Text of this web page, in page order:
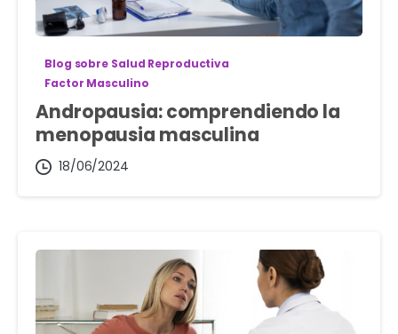
Blog sobre Salud Reproductiva
Factor Masculino
Andropausia: comprendiendo la
menopausia masculina
18/06/2024